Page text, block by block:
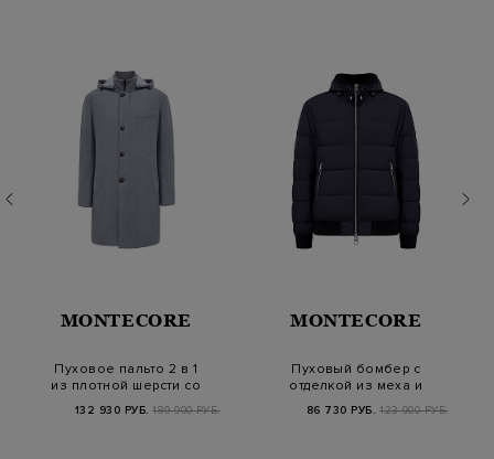
MONTECORE
Пуховое пальто 2 в 1
из плотной шерсти со
132 930 РУБ. 189 900 РУБ.
MONTECORE
Пуховый бомбер с
отделкой из меха и
86 730 РУБ. 123 900 РУБ.